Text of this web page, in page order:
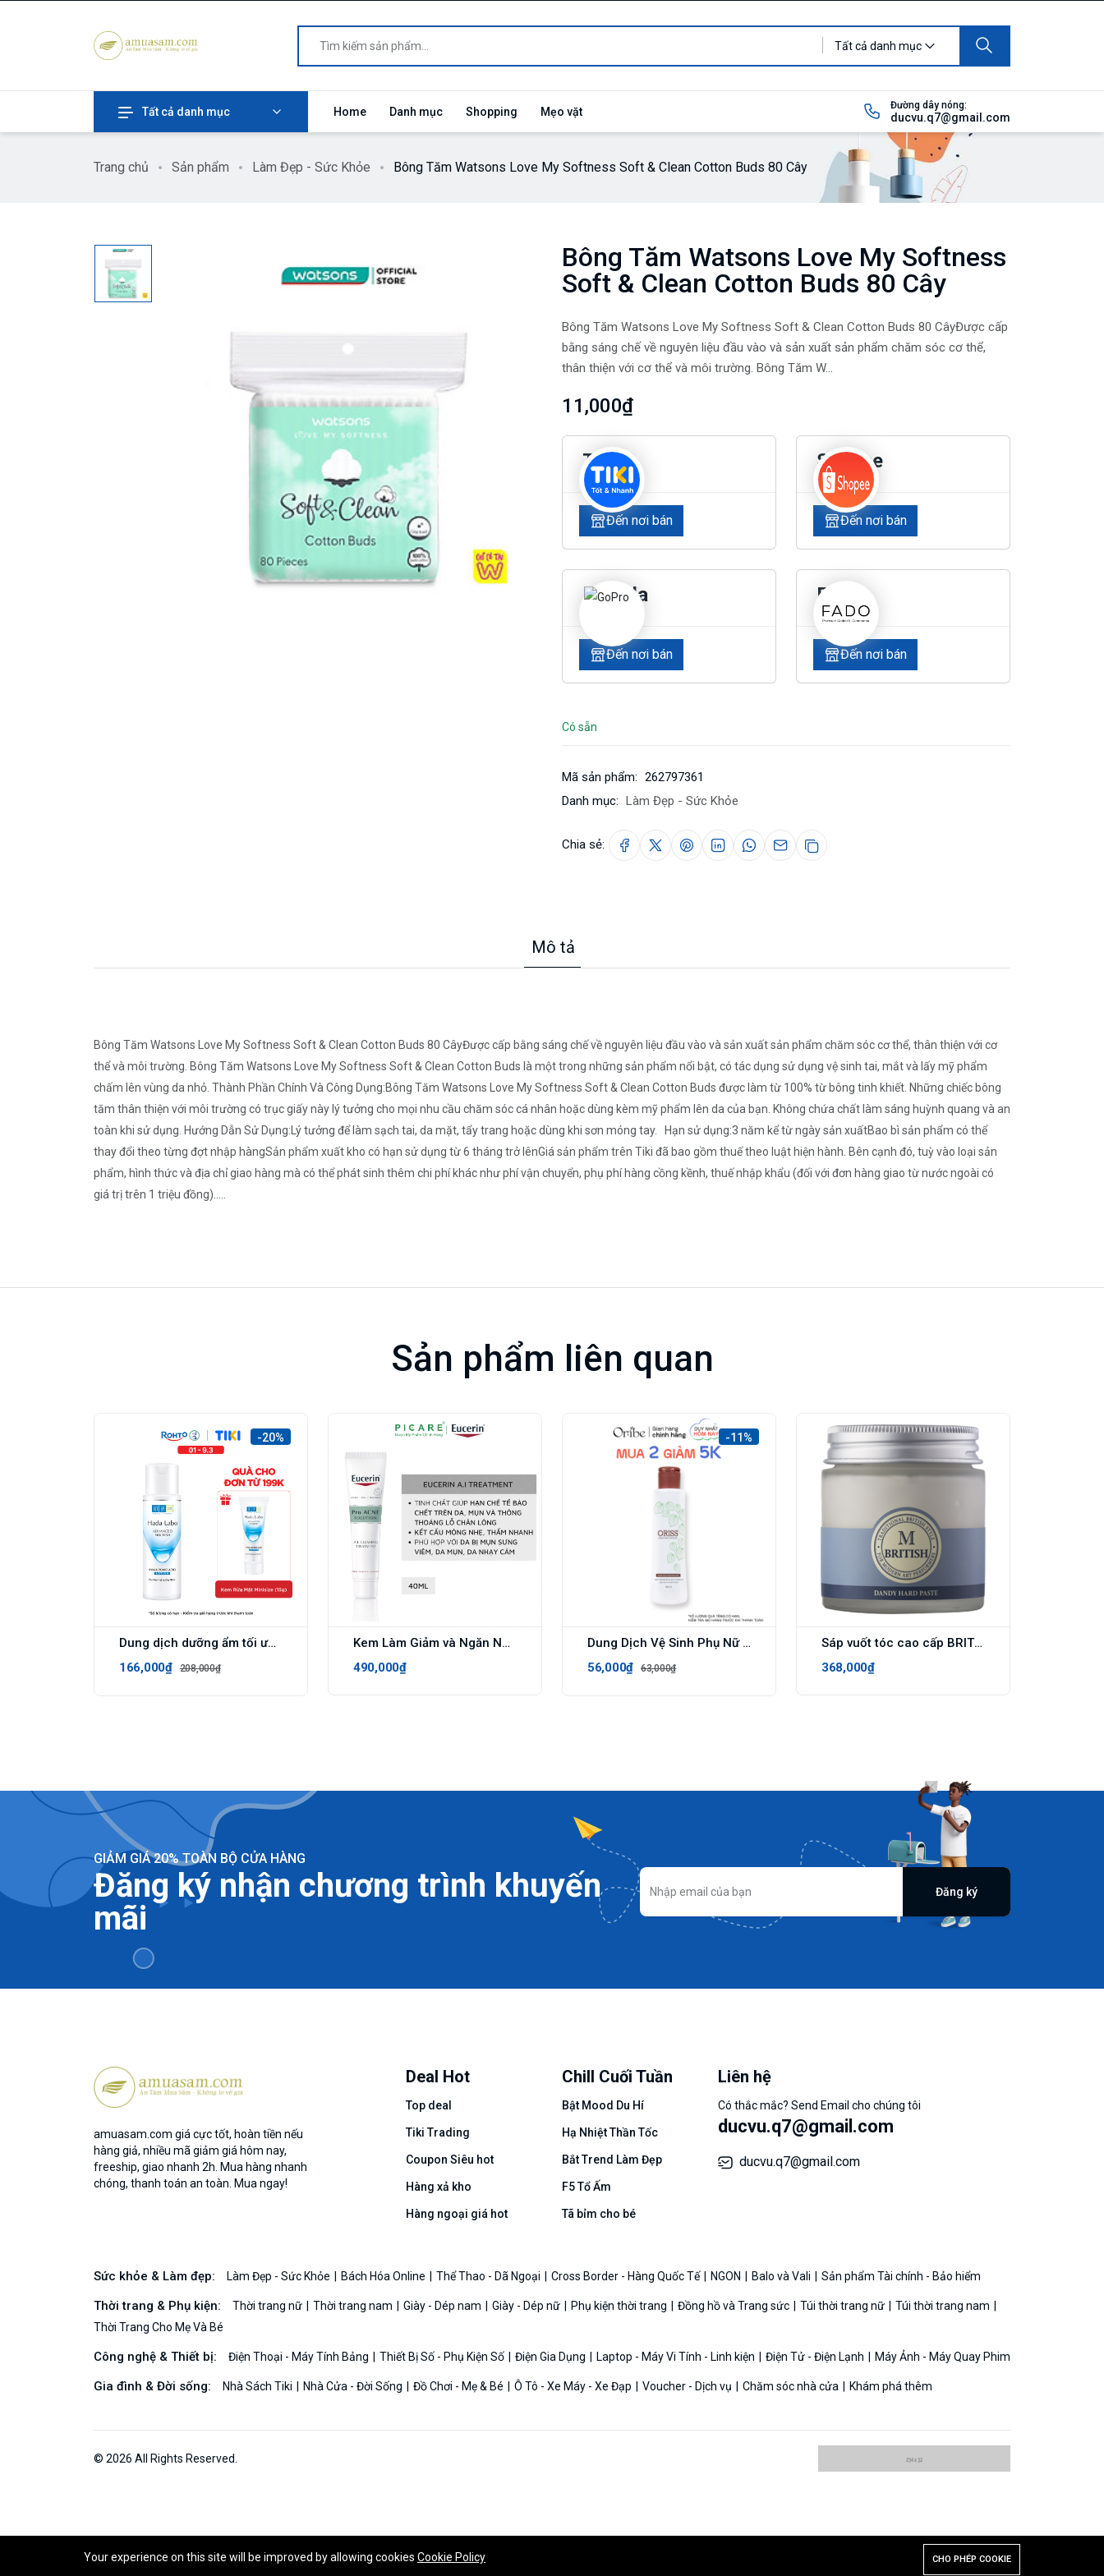
Tất cả danh mục
Tất cả danh mục Home Danh mục Shopping Mẹo vặt Đường dây nóng:
ducvu.q7@gmail.com
Trang chủ Sản phẩm Làm Đẹp - Sức Khỏe Bông Tăm Watsons Love My Softness Soft & Clean Cotton Buds 80 Cây
Bông Tăm Watsons Love My Softness
Soft & Clean Cotton Buds 80 Cây
Bông Tăm Watsons Love My Softness Soft & Clean Cotton Buds 80 CâyĐược cấp
bằng sáng chế về nguyên liệu đầu vào và sản xuất sản phẩm chăm sóc cơ thể,
thân thiện với cơ thể và môi trường. Bông Tăm W...
11,000₫
Tiki
Đến nơi bán
Shopee
Đến nơi bán
Lazada
Đến nơi bán
Fado
Đến nơi bán
Có sẵn
Mã sản phẩm: 262797361
Danh mục: Làm Đẹp - Sức Khỏe
Chia sẻ:
Mô tả
Bông Tăm Watsons Love My Softness Soft & Clean Cotton Buds 80 CâyĐược cấp bằng sáng chế về nguyên liệu đầu vào và sản xuất sản phẩm chăm sóc cơ thể, thân thiện với cơ
thể và môi trường. Bông Tăm Watsons Love My Softness Soft & Clean Cotton Buds là một trong những sản phẩm nổi bật, có tác dụng sử dụng vệ sinh tai, mắt và lấy mỹ phẩm
chấm lên vùng da nhỏ. Thành Phần Chính Và Công Dụng:Bông Tăm Watsons Love My Softness Soft & Clean Cotton Buds được làm từ 100% từ bông tinh khiết. Những chiếc bông
tăm thân thiện với môi trường có trục giấy này lý tưởng cho mọi nhu cầu chăm sóc cá nhân hoặc dùng kèm mỹ phẩm lên da của bạn. Không chứa chất làm sáng huỳnh quang và an
toàn khi sử dụng. Hướng Dẫn Sử Dụng:Lý tưởng để làm sạch tai, da mặt, tẩy trang hoặc dùng khi sơn móng tay. Hạn sử dụng:3 năm kể từ ngày sản xuấtBao bì sản phẩm có thể
thay đổi theo từng đợt nhập hàngSản phẩm xuất kho có hạn sử dụng từ 6 tháng trở lênGiá sản phẩm trên Tiki đã bao gồm thuế theo luật hiện hành. Bên cạnh đó, tuỳ vào loại sản
phẩm, hình thức và địa chỉ giao hàng mà có thể phát sinh thêm chi phí khác như phí vận chuyển, phụ phí hàng cồng kềnh, thuế nhập khẩu (đối với đơn hàng giao từ nước ngoài có
giá trị trên 1 triệu đồng).....
Sản phẩm liên quan
-20%
Dung dịch dưỡng ẩm tối ưu Hada Labo Advanced Nourish Lotion dùng cho da thường và da khô 170ml
166,000₫
208,000₫
Kem Làm Giảm và Ngăn Ngừa Mụn Eucerin ProAcne Clearing Treatment Eucerin 40ml
490,000₫
-11%
Dung Dịch Vệ Sinh Phụ Nữ Kháng Khuẩn Khử Mùi Oriss Làm Sạch Dịu Nhẹ Chiết Xuất Lá Trầu Không Cân Bằng pH - 150ml
56,000₫
63,000₫
Sáp vuốt tóc cao cấp BRITISH M Dandy Hard Paste 100gr
368,000₫
GIẢM GIÁ 20% TOÀN BỘ CỬA HÀNG
Đăng ký nhận chương trình khuyến
mãi
Đăng ký
amuasam.com giá cực tốt, hoàn tiền nếu
hàng giả, nhiều mã giảm giá hôm nay,
freeship, giao nhanh 2h. Mua hàng nhanh
chóng, thanh toán an toàn. Mua ngay!
Deal Hot
Top deal
Tiki Trading
Coupon Siêu hot
Hàng xả kho
Hàng ngoại giá hot
Chill Cuối Tuần
Bật Mood Du Hí
Hạ Nhiệt Thần Tốc
Bắt Trend Làm Đẹp
F5 Tổ Ấm
Tã bỉm cho bé
Liên hệ
Có thắc mắc? Send Email cho chúng tôi
ducvu.q7@gmail.com
ducvu.q7@gmail.com
Sức khỏe & Làm đẹp: Làm Đẹp - Sức Khỏe Bách Hóa Online Thể Thao - Dã Ngoại Cross Border - Hàng Quốc Tế NGON Balo và Vali Sản phẩm Tài chính - Bảo hiểm
Thời trang & Phụ kiện: Thời trang nữ Thời trang nam Giày - Dép nam Giày - Dép nữ Phụ kiện thời trang Đồng hồ và Trang sức Túi thời trang nữ
Túi thời trang nam
Thời Trang Cho Mẹ Và Bé
Công nghệ & Thiết bị: Điện Thoại - Máy Tính Bảng Thiết Bị Số - Phụ Kiện Số Điện Gia Dụng Laptop - Máy Vi Tính - Linh kiện Điện Tử - Điện Lạnh Máy Ảnh - Máy Quay Phim
Gia đình & Đời sống: Nhà Sách Tiki Nhà Cửa - Đời Sống Đồ Chơi - Mẹ & Bé Ô Tô - Xe Máy - Xe Đạp Voucher - Dịch vụ Chăm sóc nhà cửa Khám phá thêm
© 2026 All Rights Reserved.
Your experience on this site will be improved by allowing cookies Cookie Policy CHO PHÉP COOKIE